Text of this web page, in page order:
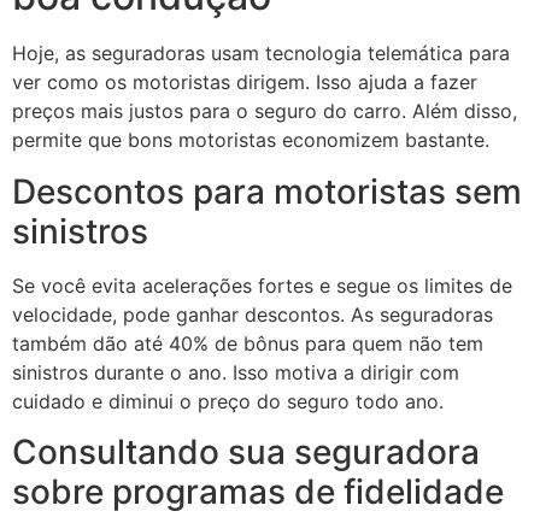
Hoje, as seguradoras usam tecnologia telemática para
ver como os motoristas dirigem. Isso ajuda a fazer
preços mais justos para o seguro do carro. Além disso,
permite que bons motoristas economizem bastante.
Descontos para motoristas sem
sinistros
Se você evita acelerações fortes e segue os limites de
velocidade, pode ganhar descontos. As seguradoras
também dão até 40% de bônus para quem não tem
sinistros durante o ano. Isso motiva a dirigir com
cuidado e diminui o preço do seguro todo ano.
Consultando sua seguradora
sobre programas de fidelidade